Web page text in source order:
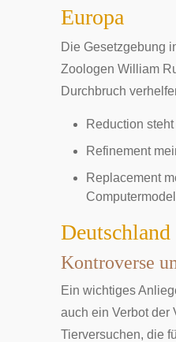
Europa
Die Gesetzgebung
Zoologen William
Durchbruch
Reduction
Refinement
Replacement
Deutschland
Kontroverse
Ein wichtiges
auch ein Verbot der
Tierversuchen, die